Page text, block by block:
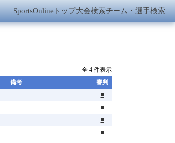
SportsOnlineトップ大会検索チーム・選手検索
全 4 件表示
備考
審判
■
■
■
■